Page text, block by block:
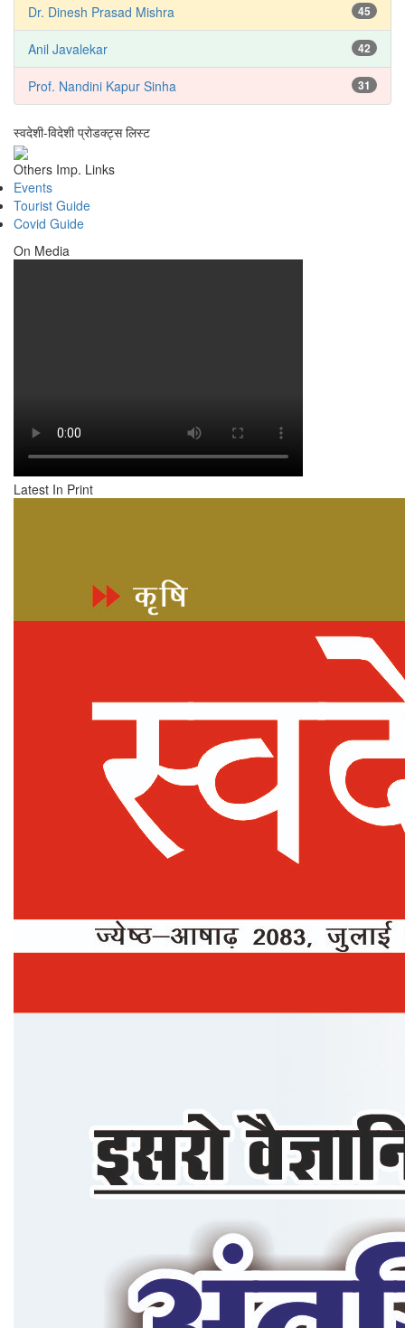
Dr. Dinesh Prasad Mishra 45
Anil Javalekar 42
Prof. Nandini Kapur Sinha 31
स्वदेशी-विदेशी प्रोडक्ट्स लिस्ट
Others Imp. Links
Events
Tourist Guide
Covid Guide
On Media
Latest In Print